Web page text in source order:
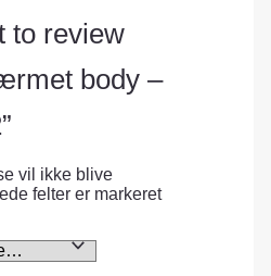
to review
body –
vil ikke blive
felter er markeret